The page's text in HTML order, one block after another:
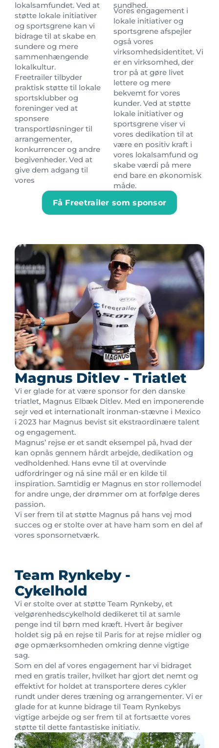
lokalsamfundet. Ved at
støtte lokale initiativer
og sportsgrene kan vi
bidrage til at skabe en
sundere og mere
sammenhængende
lokalkultur.
Freetrailer tilbyder
praktisk støtte til lokale
sportsklubber og
foreninger ved at
sponsere
transportløsninger til
arrangementer,
konkurrencer og andre
begivenheder. Ved at
give dem adgang til
vores
sundhed.
Vores engagement i
lokale initiativer og
sportsgrene afspejler
også vores
virksomhedsidentitet. Vi
er en virksomhed, der
tror på at gøre livet
lettere og mere
bekvemt for vores
kunder. Ved at støtte
lokale initiativer og
sportsgrene viser vi
vores dedikation til at
være en positiv kraft i
vores lokalsamfund og
skabe værdi på mere
end bare en økonomisk
måde.
Få Freetrailer som sponsor
Magnus Ditlev - Triatlet
Vi er glade for at være sponsor for den danske
triatlet, Magnus Elbæk Ditlev. Med en imponerende
sejr ved et internationalt ironman-stævne i Mexico
i 2023 har Magnus bevist sit ekstraordinære talent
og engagement.
Magnus’ rejse er et sandt eksempel på, hvad der
kan opnås gennem hårdt arbejde, dedikation og
vedholdenhed. Hans evne til at overvinde
udfordringer og nå sine mål er en kilde til
inspiration. Samtidig er Magnus en stor rollemodel
for andre unge, der drømmer om at forfølge deres
passion.
Vi ser frem til at støtte Magnus på hans vej mod
succes og er stolte over at have ham som en del af
vores sponsornetværk.
Team Rynkeby -
Cykelhold
Vi er stolte over at støtte Team Rynkeby, et
velgørenhedscykelhold dedikeret til at samle
penge ind til børn med kræft. Hvert år begiver
holdet sig på en rejse til Paris for at rejse midler og
øge opmærksomheden omkring denne vigtige
sag.
Som en del af vores engagement har vi bidraget
med en gratis trailer, hvilket har gjort det nemt og
effektivt for holdet at transportere deres cykler
rundt under deres træning og arrangementer. Vi er
glade for at kunne bidrage til Team Rynkebys
vigtige arbejde og ser frem til at fortsætte vores
støtte til dette fantastiske initiativ.